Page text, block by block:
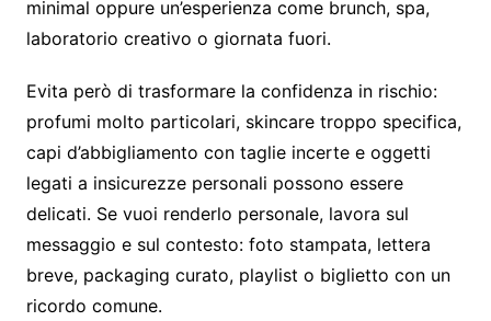
minimal oppure un’esperienza come brunch, spa,
laboratorio creativo o giornata fuori.
Evita però di trasformare la confidenza in rischio:
profumi molto particolari, skincare troppo specifica,
capi d’abbigliamento con taglie incerte e oggetti
legati a insicurezze personali possono essere
delicati. Se vuoi renderlo personale, lavora sul
messaggio e sul contesto: foto stampata, lettera
breve, packaging curato, playlist o biglietto con un
ricordo comune.